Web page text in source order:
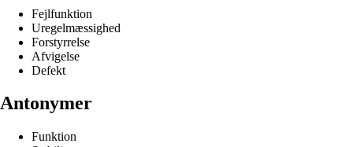
Fejlfunktion
Uregelmæssighed
Forstyrrelse
Afvigelse
Defekt
Antonymer
Funktion